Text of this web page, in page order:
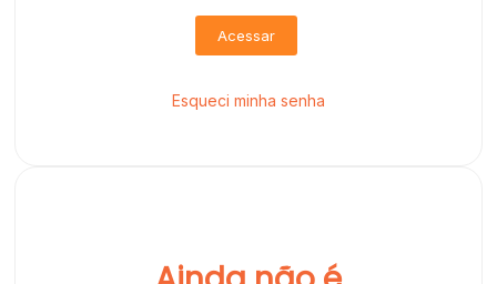
Acessar
Esqueci minha senha